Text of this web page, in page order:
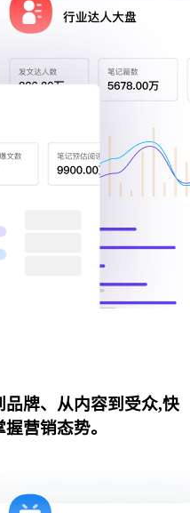
牌、从内容到受众,快
营销态势。